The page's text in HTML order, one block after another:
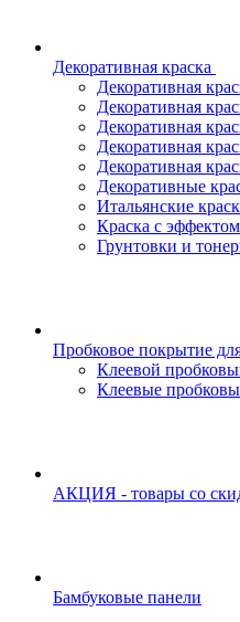
Декоративная краска
Декоративная
Декоративная
Декоративная
Декоративная
Декоративная
Декоративные
Итальянские
Краска с
Грунтовки и
Пробковое покрытие
Клеевой
Клеевые
АКЦИЯ - товары со
Бамбуковые панели